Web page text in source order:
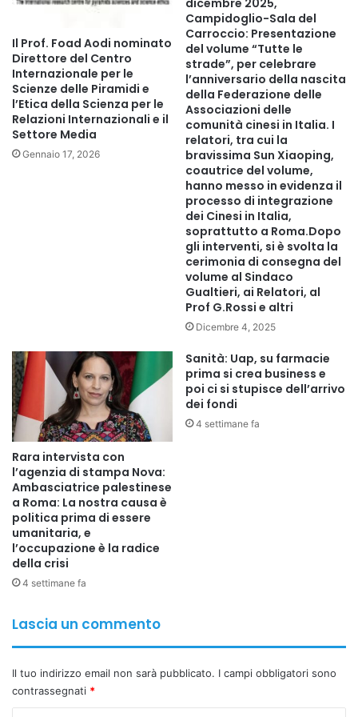
spectacolului, literatura, design-ul, arhitectura,
cinematografia și relațiile dintre biblioteci.
În dialogul cu președintele Comisiei pentru Cultură din
Camera Deputaților a Italiei, ministrul Demeter a mulțumit
pentru sprijinul constant și solid acordat de partea italiană
pentru dezvoltarea de proiecte culturale comune, cu
precădere în contextul Anului Cultural România–Italia 2026,
inițiativă care a beneficiat de implicarea directă a
deputatului italian. În plus, a propus includerea limbii
române în ghidajul muzeelor italiene, pentru a facilita
accesul publicului român. De asemenea, au fost discutate
și inițiativele de digitalizare a inventarierii bunurilor
culturale, proiect care în Italia se află într-o fază avansată
conceptul și etapele de pregătire ale expoziției Brâncuși,
unul dintre cele mai importante evenimente incluse în
programul Anului Cultural România–Italia 2026.
Aceste acțiuni consolidează parteneriatul cultural fructuos
dintre România și Italia și deschid noi direcții de
colaborare, menite să facă proiectele comune mai
coerente și mai accesibile publicului din ambele țări.
Il Prof. Foad Aodi nominato
Direttore del Centro
Internazionale per le
Scienze delle Piramidi e
l’Etica della Scienza per le
Relazioni Internazionali e il
Settore Media
Gennaio 17, 2026
dicembre 2025,
Campidoglio-Sala del
Carroccio: Presentazione
del volume “Tutte le
strade”, per celebrare
l’anniversario della nascita
della Federazione delle
Associazioni delle
comunità cinesi in Italia. I
relatori, tra cui la
bravissima Sun Xiaoping,
coautrice del volume,
hanno messo in evidenza il
processo di integrazione
dei Cinesi in Italia,
soprattutto a Roma.Dopo
gli interventi, si è svolta la
cerimonia di consegna del
volume al Sindaco
Gualtieri, ai Relatori, al
Prof G.Rossi e altri
Dicembre 4, 2025
Rara intervista con
l’agenzia di stampa Nova:
Ambasciatrice palestinese
a Roma: La nostra causa è
politica prima di essere
umanitaria, e
l’occupazione è la radice
della crisi
4 settimane fa
Sanità: Uap, su farmacie
prima si crea business e
poi ci si stupisce dell’arrivo
dei fondi
4 settimane fa
Lascia un commento
Il tuo indirizzo email non sarà pubblicato. I campi obbligatori sono
contrassegnati *